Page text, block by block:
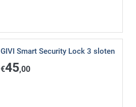
GIVI Smart Security Lock 3 sloten
€45,00